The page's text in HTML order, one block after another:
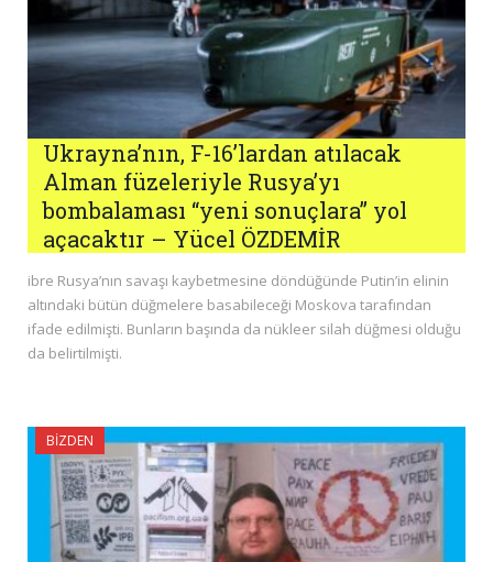
Ukrayna’nın, F-16’lardan atılacak
Alman füzeleriyle Rusya’yı
bombalaması “yeni sonuçlara” yol
açacaktır – Yücel ÖZDEMİR
ibre Rusya’nın savaşı kaybetmesine döndüğünde Putin’in elinin
altındaki bütün düğmelere basabileceği Moskova tarafından
ifade edilmişti. Bunların başında da nükleer silah düğmesi olduğu
da belirtilmişti.
BIZDEN